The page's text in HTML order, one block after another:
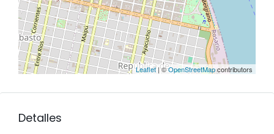
Leaflet| ©OpenStreetMapcontributors
Detalles